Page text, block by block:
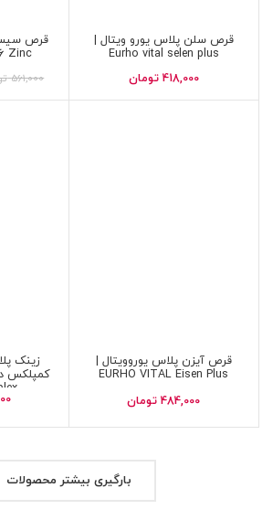
قرص سلن پلاس یورو ویتال |
Eurho vital selen plus
418,000 تومان
Zinc
561,000
قرص آیزن پلاس یوروویتال |
EURHO VITAL Eisen Plus
484,000 تومان
بارگیری بیشتر محصولات